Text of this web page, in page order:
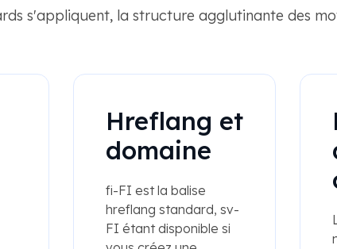
s'appliquent, la structure agglutinante des
Hreflang et
domaine
fi-FI est la balise
hreflang standard, sv-
FI étant disponible si